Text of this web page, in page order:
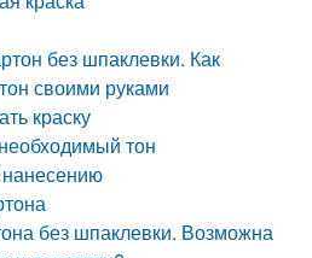
без шпаклевки. Как
своими руками
краску
тон
нанесению
без шпаклевки. Возможна